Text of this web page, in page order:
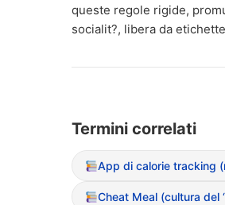
queste regole rigide,
socialit?, libera da
Termini correlati